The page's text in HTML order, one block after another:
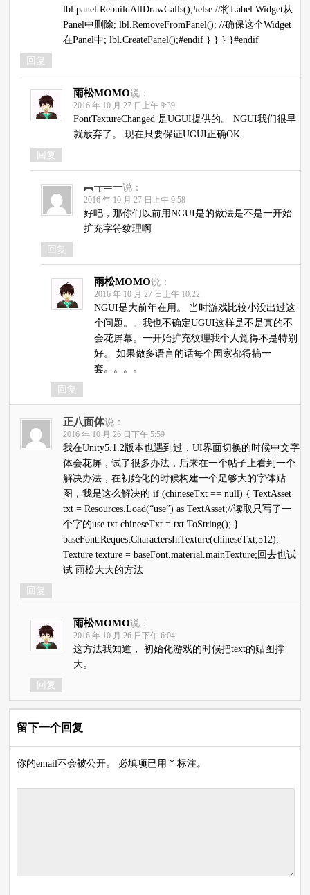
lbl.panel.RebuildAllDrawCalls();#else //将Label Widget从
Panel中删除; lbl.RemoveFromPanel(); //确保这个Widget
在Panel中; lbl.CreatePanel();#endif } } } }#endif
回复
雨松MOMO说：
2016 年 10 月 27 日上午 9:39
FontTextureChanged 是UGUI提供的。 NGUI我们很早
就放弃了。 现在只要保证UGUI正确OK.
回复
︻┳═一说：
2016 年 10 月 27 日上午 9:58
好吧，那你们以前用NGUI是的做法是不是一开始
扩充字符纹理啊
回复
雨松MOMO说：
2016 年 10 月 27 日上午 10:22
NGUI是大前年在用。 当时游戏比较小没出过这
个问题。。我也不确定UGUI这样是不是真的不
会花屏幕。一开始扩充纹理我个人觉得不是特别
好。 如果做多语言的话每个国家都得搞一
套。。。。
回复
正八面体说：
2016 年 10 月 26 日下午 5:59
我在Unity5.1.2版本也遇到过，UI界面切换的时候中文字
体会花屏，试了很多办法，后来在一个帖子上看到一个
解决办法，在初始化的时候构建一个足够大的字体贴
图，我是这么解决的 if (chineseTxt == null) { TextAsset
txt = Resources.Load(“use”) as TextAsset;//读取只写了一
个字的use.txt chineseTxt = txt.ToString(); }
baseFont.RequestCharactersInTexture(chineseTxt,512);
Texture texture = baseFont.material.mainTexture;回去也试
试 雨松大大的方法
回复
雨松MOMO说：
2016 年 10 月 26 日下午 6:04
这方法我知道， 初始化游戏的时候把text的贴图撑
大。
回复
留下一个回复
你的email不会被公开。 必填项已用 * 标注。